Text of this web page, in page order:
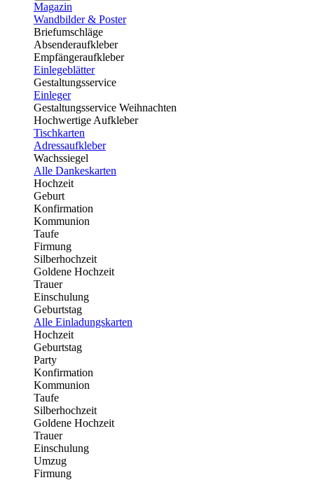
Magazin
Wandbilder & Poster
Briefumschläge
Absenderaufkleber
Empfängeraufkleber
Einlegeblätter
Gestaltungsservice
Einleger
Gestaltungsservice Weihnachten
Hochwertige Aufkleber
Tischkarten
Adressaufkleber
Wachssiegel
Alle Dankeskarten
Hochzeit
Geburt
Konfirmation
Kommunion
Taufe
Firmung
Silberhochzeit
Goldene Hochzeit
Trauer
Einschulung
Geburtstag
Alle Einladungskarten
Hochzeit
Geburtstag
Party
Konfirmation
Kommunion
Taufe
Silberhochzeit
Goldene Hochzeit
Trauer
Einschulung
Umzug
Firmung